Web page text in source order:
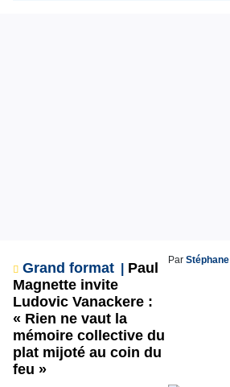
Grand format
Paul
Magnette invite
Ludovic Vanackere :
« Rien ne vaut la
mémoire collective du
plat mijoté au coin du
feu »
Par